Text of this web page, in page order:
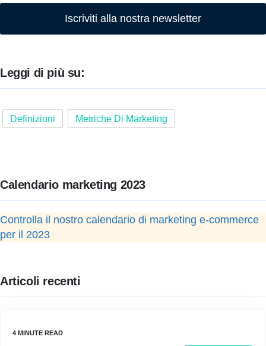
Iscriviti alla nostra newsletter
Leggi di più su:
Definizioni Metriche Di Marketing
Calendario marketing 2023
Controlla il nostro calendario di marketing e-commerce
per il 2023
Articoli recenti